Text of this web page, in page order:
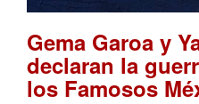
Gema Garoa y
declaran la
los Famosos